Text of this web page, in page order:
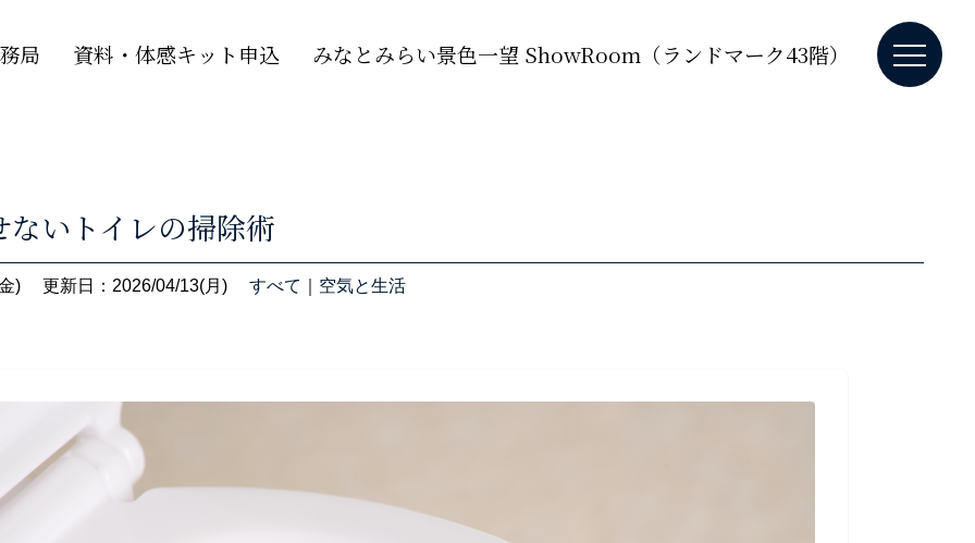
局 資料・体感キット申込 みなとみらい景色一望 ShowRoom（ランドマーク43階）
いトイレの掃除術
) 更新日：2026/04/13(月) すべて 空気と生活